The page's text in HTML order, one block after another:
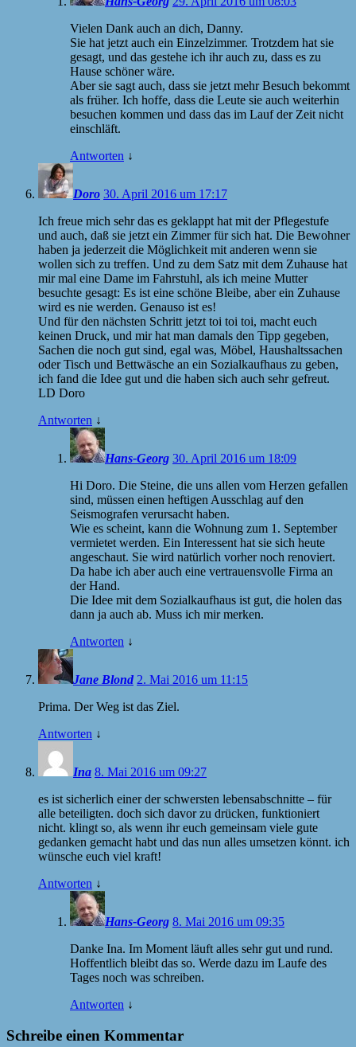
Vielen Dank auch an dich, Danny.
Sie hat jetzt auch ein Einzelzimmer. Trotzdem hat sie
gesagt, und das gestehe ich ihr auch zu, dass es zu
Hause schöner wäre.
Aber sie sagt auch, dass sie jetzt mehr Besuch bekommt
als früher. Ich hoffe, dass die Leute sie auch weiterhin
besuchen kommen und dass das im Lauf der Zeit nicht
einschläft.
Antworten ↓
Doro 30. April 2016 um 17:17
Ich freue mich sehr das es geklappt hat mit der Pflegestufe
und auch, daß sie jetzt ein Zimmer für sich hat. Die Bewohner
haben ja jederzeit die Möglichkeit mit anderen wenn sie
wollen sich zu treffen. Und zu dem Satz mit dem Zuhause hat
mir mal eine Dame im Fahrstuhl, als ich meine Mutter
besuchte gesagt: Es ist eine schöne Bleibe, aber ein Zuhause
wird es nie werden. Genauso ist es!
Und für den nächsten Schritt jetzt toi toi toi, macht euch
keinen Druck, und mir hat man damals den Tipp gegeben,
Sachen die noch gut sind, egal was, Möbel, Haushaltssachen
oder Tisch und Bettwäsche an ein Sozialkaufhaus zu geben,
ich fand die Idee gut und die haben sich auch sehr gefreut.
LD Doro
Antworten ↓
Hans-Georg 30. April 2016 um 18:09
Hi Doro. Die Steine, die uns allen vom Herzen gefallen
sind, müssen einen heftigen Ausschlag auf den
Seismografen verursacht haben.
Wie es scheint, kann die Wohnung zum 1. September
vermietet werden. Ein Interessent hat sie sich heute
angeschaut. Sie wird natürlich vorher noch renoviert.
Da habe ich aber auch eine vertrauensvolle Firma an
der Hand.
Die Idee mit dem Sozialkaufhaus ist gut, die holen das
dann ja auch ab. Muss ich mir merken.
Antworten ↓
Jane Blond 2. Mai 2016 um 11:15
Prima. Der Weg ist das Ziel.
Antworten ↓
Ina 8. Mai 2016 um 09:27
es ist sicherlich einer der schwersten lebensabschnitte – für
alle beteiligten. doch sich davor zu drücken, funktioniert
nicht. klingt so, als wenn ihr euch gemeinsam viele gute
gedanken gemacht habt und das nun alles umsetzen könnt. ich
wünsche euch viel kraft!
Antworten ↓
Hans-Georg 8. Mai 2016 um 09:35
Danke Ina. Im Moment läuft alles sehr gut und rund.
Hoffentlich bleibt das so. Werde dazu im Laufe des
Tages noch was schreiben.
Antworten ↓
Schreibe einen Kommentar